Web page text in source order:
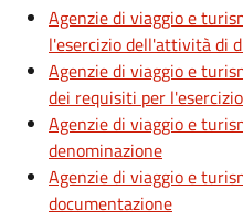
Agenzie di viaggio e
l'esercizio dell'attività di
Agenzie di viaggio e
dei requisiti per
Agenzie di viaggio e
denominazione
Agenzie di viaggio e
documentazione